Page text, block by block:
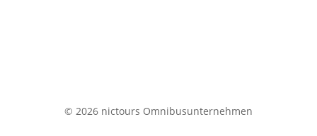
© 2026 nictours Omnibusunternehmen